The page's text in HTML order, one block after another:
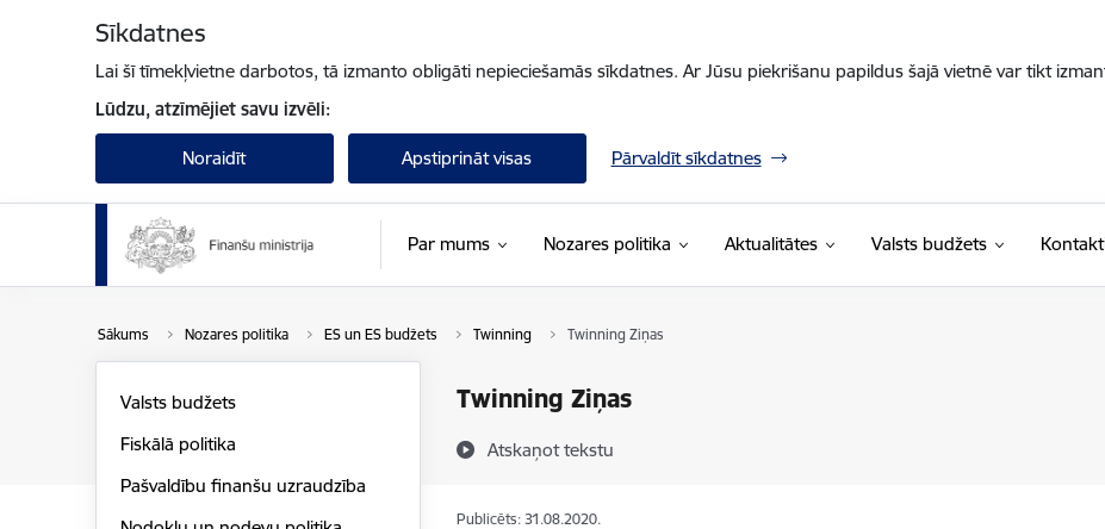
Sīkdatnes
Lai šī tīmekļvietne darbotos, tā izmanto obligāti nepieciešamās sīkdatnes. Ar Jūsu piekrišanu papildus šajā vietnē var tikt
Lūdzu, atzīmējiet savu izvēli:
Noraidīt Apstiprināt visas Pārvaldīt sīkdatnes
Par mums Nozares politika Aktualitātes Valsts budžets
Sākums Nozares politika ES un ES budžets Twinning Twinning Ziņas
Twinning Ziņas
Atskaņot tekstu
Valsts budžets
Fiskālā politika
Pašvaldību finanšu uzraudzība
Publicēts: 31.08.2020.